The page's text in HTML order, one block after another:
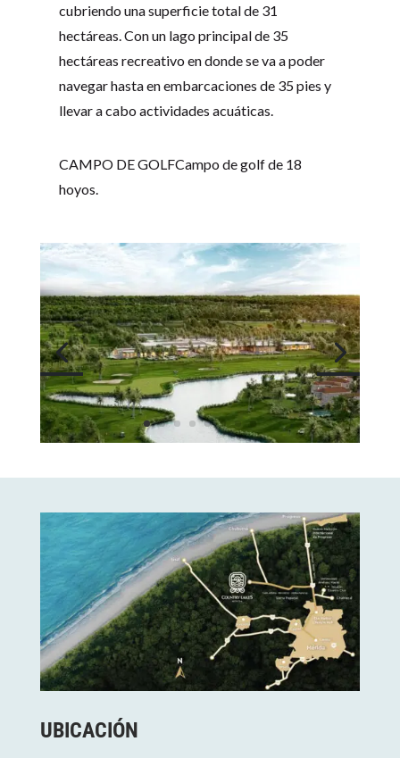
cubriendo una superficie total de 31
hectáreas. Con un lago principal de 35
hectáreas recreativo en donde se va a poder
navegar hasta en embarcaciones de 35 pies y
llevar a cabo actividades acuáticas.
CAMPO DE GOLFCampo de golf de 18
hoyos.
UBICACIÓN